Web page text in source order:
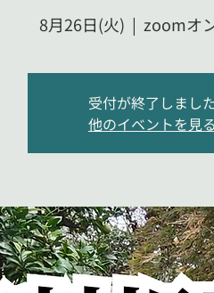
8月26日(火)
  |
zoomオ
受付が終了しまし
他のイベントを見る